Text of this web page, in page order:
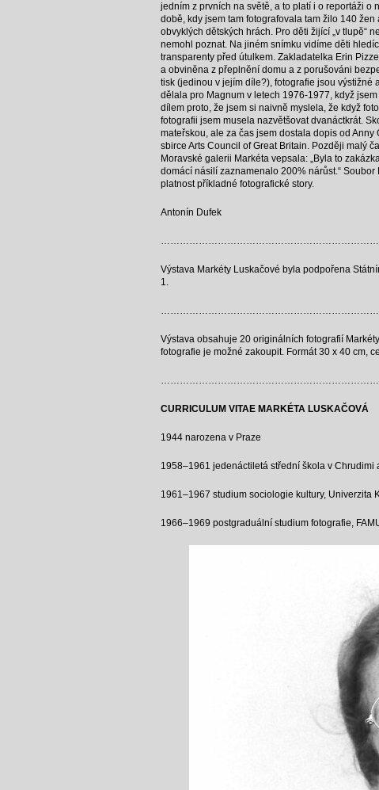
jedním z prvních na světě, a to platí i o reportáži o
době, kdy jsem tam fotografovala tam žilo 140
obvyklých dětských hrách. Pro děti žijící „v tlupě“
nemohl poznat. Na jiném snímku vidíme děti
transparenty před útulkem. Zakladatelka Erin
a obviněna z přeplnění domu a z porušováni
tisk (jedinou v jejím díle?), fotografie jsou výstižné
dělala pro Magnum v letech 1976-1977, když
dílem proto, že jsem si naivně myslela, že když
fotografii jsem musela nazvětšovat dvanáctkrát.
mateřskou, ale za čas jsem dostala dopis od
sbirce Arts Council of Great Britain. Později malý
Moravské galerii Markéta vepsala: „Byla to
domácí násilí zaznamenalo 200% nárůst.“
platnost příkladné fotografické story.
Antonín Dufek
Výstava Markéty Luskačové byla podpořena
1.
Výstava obsahuje 20 originálních fotografií
fotografie je možné zakoupit. Formát 30 x 40 cm,
CURRICULUM VITAE MARKÉTA LUSKAČOVÁ
1944 narozena v Praze
1958–1961 jedenáctiletá střední škola v Chrudimi
1961–1967 studium sociologie kultury, Univerzita
1966–1969 postgraduální studium fotografie,